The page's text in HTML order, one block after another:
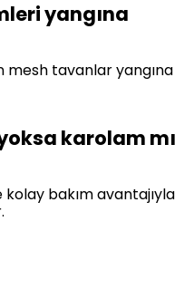
yangına
mesh tavanlar yangına
karolam mı
bakım avantajıyla